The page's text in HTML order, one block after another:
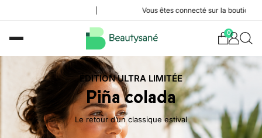
Vous êtes connecté sur la boutique de
0
ÉDITION ULTRA LIMITÉE
Piña colada
Le retour d’un classique estival